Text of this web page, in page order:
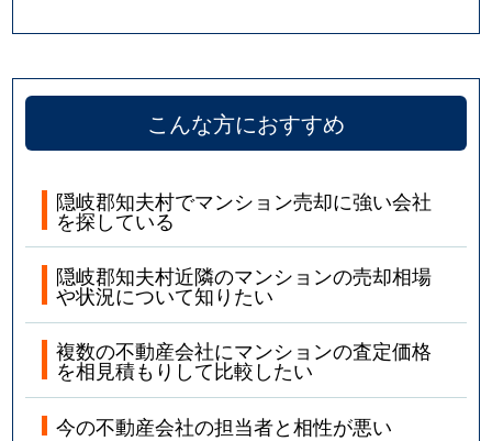
こんな方におすすめ
隠岐郡知夫村でマンション売却に強い会社
を探している
隠岐郡知夫村近隣のマンションの売却相場
や状況について知りたい
複数の不動産会社にマンションの査定価格
を相見積もりして比較したい
今の不動産会社の担当者と相性が悪い